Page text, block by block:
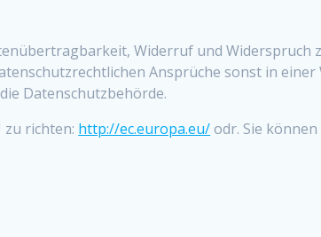
Widerruf und Widerspruch
Ansprüche sonst in einer
Datenschutzbehörde.
richten: http://ec.europa.eu/odr. Sie